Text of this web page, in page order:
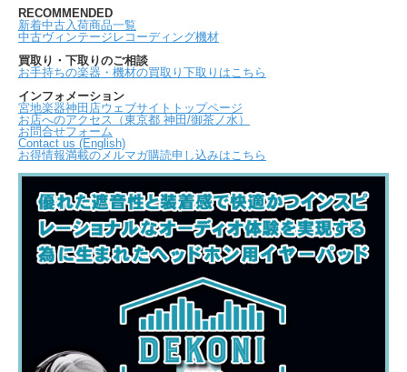
RECOMMENDED
新着中古入荷商品一覧
中古ヴィンテージレコーディング機材
買取り・下取りのご相談
お手持ちの楽器・機材の買取り下取りはこちら
インフォメーション
宮地楽器神田店ウェブサイトトップページ
お店へのアクセス（東京都 神田/御茶ノ水）
お問合せフォーム
Contact us (English)
お得情報満載のメルマガ購読申し込みはこちら